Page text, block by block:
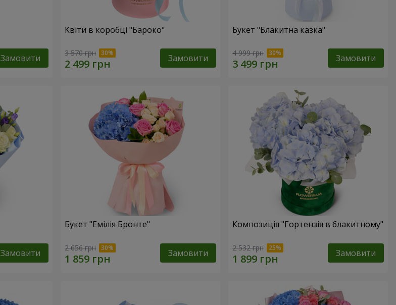
Замовити
Квіти в коробці "Бароко"
3 570 грн Замовити
Букет "Блакитна казка"
4 999 грн Замовити
Замовити
Букет "Емілія Бронте"
2 656 грн Замовити
Композиція "Гортензія в блакитному"
2 532 грн Замовити